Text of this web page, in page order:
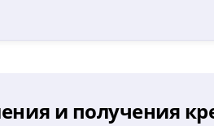
и получения